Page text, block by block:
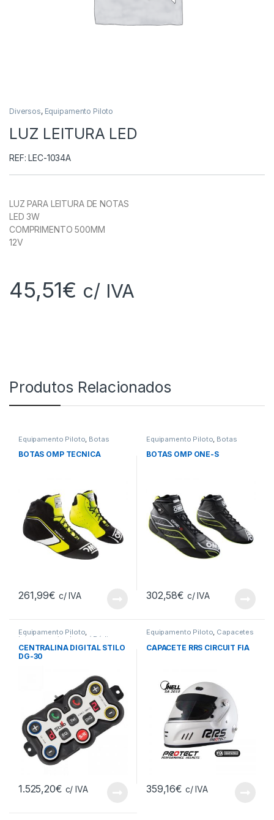
Diversos, Equipamento Piloto
LUZ LEITURA LED
REF: LEC-1034A
LUZ PARA LEITURA DE NOTAS
LED 3W
COMPRIMENTO 500MM
12V
45,51€ c/ IVA
Produtos Relacionados
Equipamento Piloto, Botas
BOTAS OMP TECNICA
261,99€ c/ IVA
Equipamento Piloto, Botas
BOTAS OMP ONE-S
302,58€ c/ IVA
Equipamento Piloto,
Intercomunicadores / Rádios
CENTRALINA DIGITAL STILO
DG-30
1.525,20€ c/ IVA
Equipamento Piloto, Capacetes
CAPACETE RRS CIRCUIT FIA
359,16€ c/ IVA